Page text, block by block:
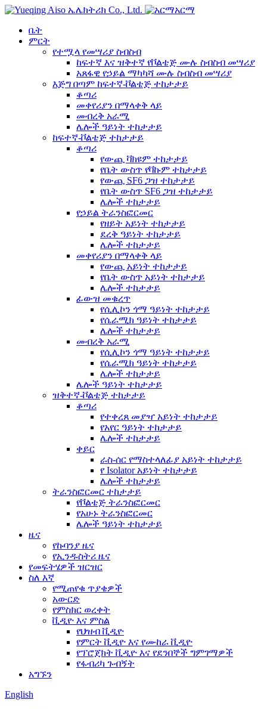
አርማ
ቤት
ምርት
የተሟላ የመሣሪያ ስብስብ
ከፍተኛ እና ዝቅተኛ የቮልቴጅ ሙሉ ስብስብ መሣሪያ
አጸፋዊ የኃይል ማካካሻ ሙሉ ስብስብ መሣሪያ
እጅግ በጣም ከፍተኛ-ቮልቴጅ ተከታታይ
ቆጣሪ
መቀየሪያን በማላቀቅ ላይ
መብረቅ አራሚ
ሌሎች ዓይነት ተከታታይ
ከፍተኛ-ቮልቴጅ ተከታታይ
ቆጣሪ
የውጪ ቫክዩም ተከታታይ
የቤት ውስጥ የቫኩም ተከታታይ
የውጪ SF6 ጋዝ ተከታታይ
የቤት ውስጥ SF6 ጋዝ ተከታታይ
ሌሎች ተከታታይ
የኃይል ትራንስፎርመር
የዘይት አይነት ተከታታይ
ደረቅ ዓይነት ተከታታይ
ሌሎች ተከታታይ
መቀየሪያን በማላቀቅ ላይ
የውጪ አይነት ተከታታይ
የቤት ውስጥ አይነት ተከታታይ
ሌሎች ተከታታይ
ፊውዝ መቁረጥ
የሲሊኮን ጎማ ዓይነት ተከታታይ
የሴራሚክ ዓይነት ተከታታይ
ሌሎች ተከታታይ
መብረቅ አራሚ
የሲሊኮን ጎማ ዓይነት ተከታታይ
የሴራሚክ ዓይነት ተከታታይ
ሌሎች ተከታታይ
ሌሎች ዓይነት ተከታታይ
ዝቅተኛ-ቮልቴጅ ተከታታይ
ቆጣሪ
የተቀረጸ መያዣ አይነት ተከታታይ
የአየር ዓይነት ተከታታይ
ሌሎች ተከታታይ
ቀይር
ራስ-ሰር የማስተላለፊያ አይነት ተከታታይ
የ Isolator አይነት ተከታታይ
ሌሎች ተከታታይ
ትራንስፎርመር ተከታታይ
የቮልቴጅ ትራንስፎርመር
የአሁኑ ትራንስፎርመር
ሌሎች ዓይነት ተከታታይ
ዜና
የኩባንያ ዜና
የኢንዱስትሪ ዜና
የመፍትሄዎች ዝርዝር
ስለ እኛ
የሚጠየቁ ጥያቄዎች
አውርድ
የምስክር ወረቀት
ቪዲዮ እና ምስል
የህዝብ ቪዲዮ
የምርት ቪዲዮ እና የሙከራ ቪዲዮ
የፕሮጀክት ቪዲዮ እና የደንበኞች ግምገማዎች
የፋብሪካ ጉብኝት
አግኙን
English